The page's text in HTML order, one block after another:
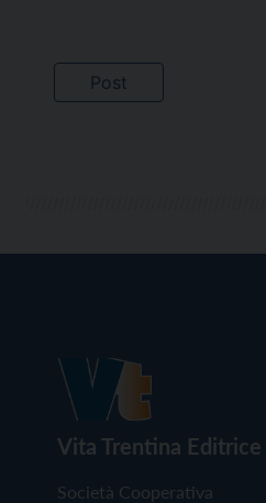
Vita Trentina Editrice
Società Cooperativa